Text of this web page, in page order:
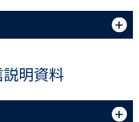
明資料